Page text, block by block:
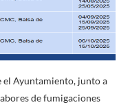
el Ayuntamiento, junto a
de fumigaciones